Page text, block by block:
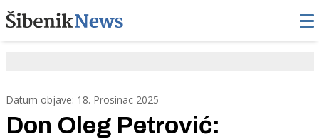
Datum objave: 18. Prosinac 2025
Don Oleg Petrović: